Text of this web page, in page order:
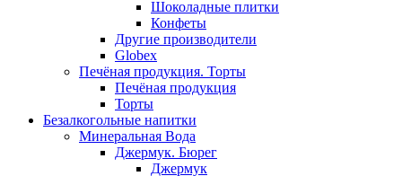
Шоколадные плитки
Конфеты
Другие производители
Globex
Печёная продукция. Торты
Печёная продукция
Торты
Безалкогольные напитки
Минеральная Вода
Джермук. Бюрег
Джермук